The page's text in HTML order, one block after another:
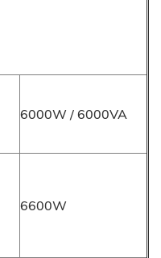
6000W / 6000VA
6600W